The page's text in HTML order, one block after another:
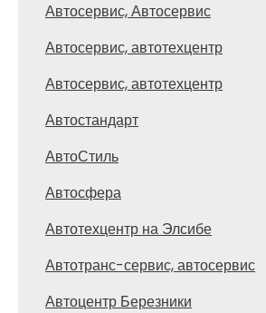
Автосервис, Автосервис
Автосервис, автотехцентр
Автосервис, автотехцентр
Автостандарт
АвтоСтиль
Автосфера
Автотехцентр на Элсибе
Автотранс-сервис, автосервис
Автоцентр Березники